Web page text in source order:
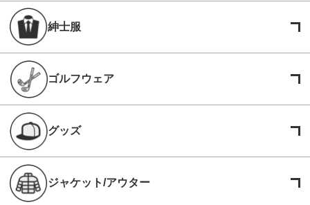
紳士服
ゴルフウェア
グッズ
ジャケット/アウター